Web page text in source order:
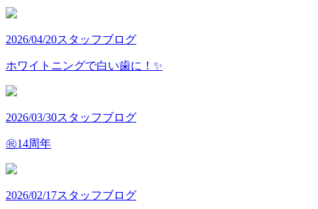
2026/04/20スタッフブログ
ホワイトニングで白い歯に！✨
2026/03/30スタッフブログ
㊗️14周年
2026/02/17スタッフブログ